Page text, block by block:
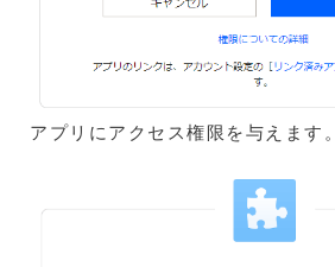
アプリにアクセス権限を与えます。